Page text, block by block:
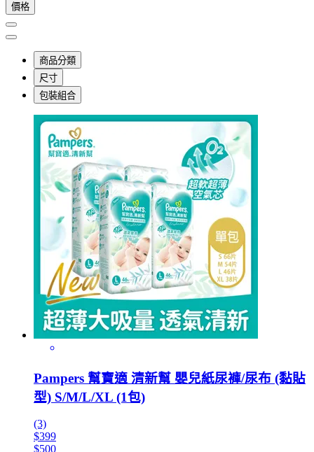
價格
商品分類
尺寸
包裝組合
Pampers 幫寶適 清新幫 嬰兒紙尿褲/尿布 (黏貼
型) S/M/L/XL (1包)
(3)
$399
$500